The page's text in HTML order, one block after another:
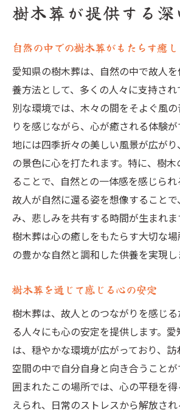
樹木葬が提供する深
自然の中での樹木葬がもたらす癒し
愛知県の樹木葬は、自然の中で故人
養方法として、多くの人々に支持さ
別な環境では、木々の間をそよぐ風
りを感じながら、心が癒される体験
地には四季折々の美しい風景が広が
の景色に心を打たれます。特に、樹
ることで、自然との一体感を感じられ
故人が自然に還る姿を想像すること
み、悲しみを共有する時間が生まれま
樹木葬は心の癒しをもたらす大切な
の豊かな自然と調和した供養を実現し
樹木葬を通じて感じる心の安定
樹木葬は、故人とのつながりを感じ
る人々にも心の安定を提供します。
は、穏やかな環境が広がっており、
空間の中で自分自身と向き合うこと
囲まれたこの場所では、心の平穏を
えられ、日常のストレスから解放さ